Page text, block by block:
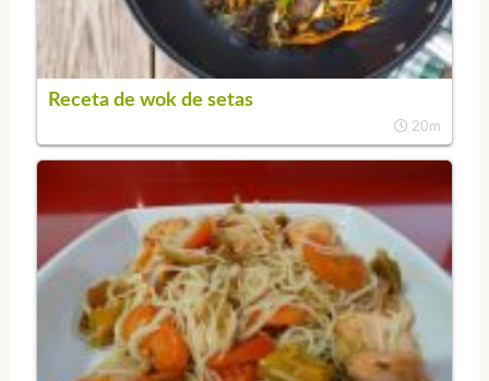
Receta de wok de setas
20m